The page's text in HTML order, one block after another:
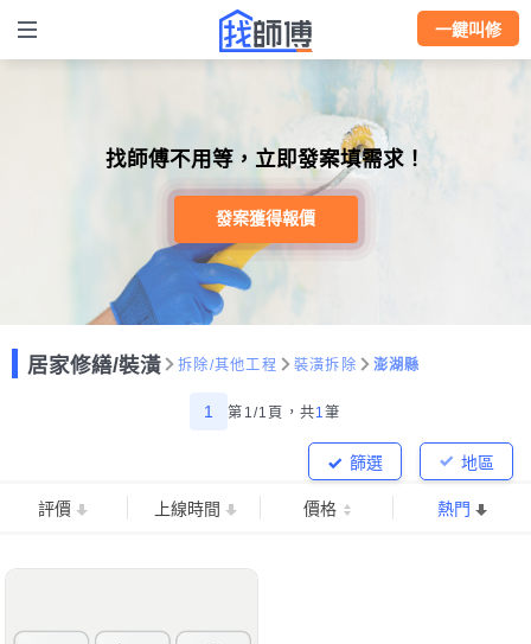
一鍵叫修
找師傅不用等，立即發案填需求！
發案獲得報價
居家修繕/裝潢 拆除/其他工程 裝潢拆除 澎湖縣
1 第1/1頁， 共1筆
地區
篩選
評價 上線時間 價格 熱門